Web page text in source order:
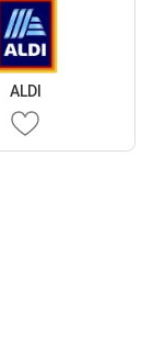
ALDI